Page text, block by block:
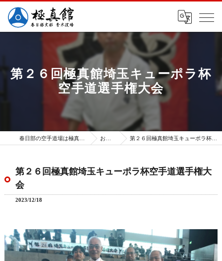
第２６回極真館埼玉キューポラ杯
空手道選手権大会
春日部の空手道場は極真館 春日部支部 お知らせ 第２６回極真館埼玉キューポラ杯空手道選手権大会
第２６回極真館埼玉キューポラ杯空手道選手権大
会
2023/12/18